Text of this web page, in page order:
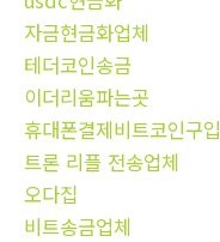
자금현금화업체
테더코인송금
이더리움파는곳
휴대폰결제비트코인구입
트론 리플 전송업체
오다집
비트송금업체